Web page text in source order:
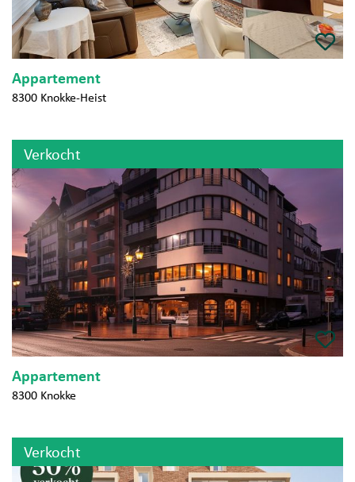
Appartement
8300 Knokke-Heist
Verkocht
Appartement
8300 Knokke
Verkocht